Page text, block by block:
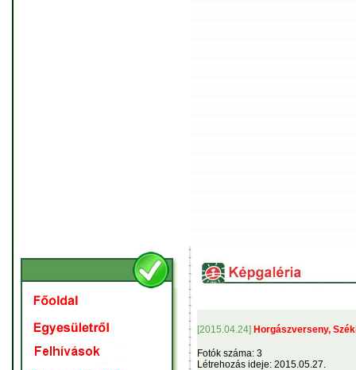
[2015.04.24] Horgászverseny,
Fotók száma: 3
Létrehozás ideje: 2015.05.27.